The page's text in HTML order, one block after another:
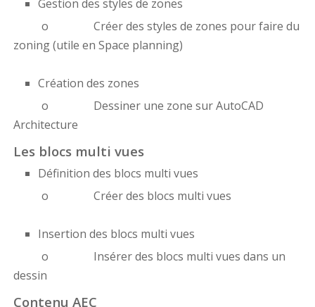
Gestion des styles de zones
o Créer des styles de zones pour faire du
zoning (utile en Space planning)
Création des zones
o Dessiner une zone sur AutoCAD
Architecture
Les blocs multi vues
Définition des blocs multi vues
o Créer des blocs multi vues
Insertion des blocs multi vues
o Insérer des blocs multi vues dans un
dessin
Contenu AEC